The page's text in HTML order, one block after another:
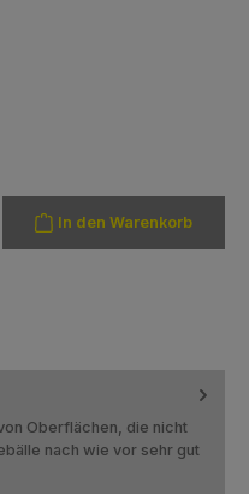
In den Warenkorb
Oberflächen, die nicht
nach wie vor sehr gut